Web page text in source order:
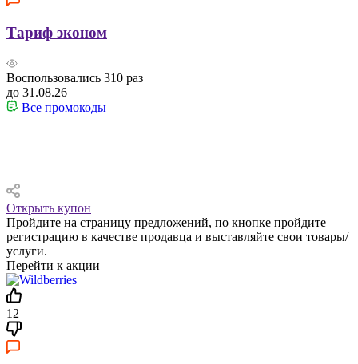
Тариф эконом
Воспользовались 310 раз
до 31.08.26
Все промокоды
Открыть купон
Пройдите на страницу предложений, по кнопке пройдите
регистрацию в качестве продавца и выставляйте свои товары/
услуги.
Перейти к акции
12